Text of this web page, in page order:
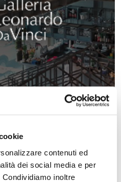
contenuti ed
dei social media e per
inoltre